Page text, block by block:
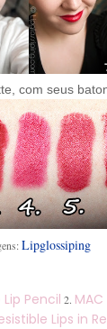
com seus
Lipglossiping
Pencil 2.
Lips in